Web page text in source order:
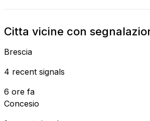
Citta vicine con
Brescia
4 recent signals
6 ore fa
Concesio